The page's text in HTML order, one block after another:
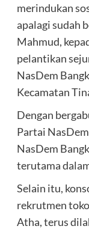
merindukan
apalagi sudah
Mahmud,
pelantikan
NasDem
Kecamatan
Dengan
Partai
NasDem
terutama
Selain itu,
rekrutmen
Atha, terus